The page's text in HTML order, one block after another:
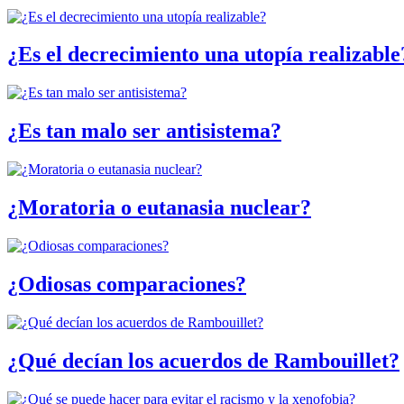
¿Es el decrecimiento una utopía
¿Es tan malo ser antisistema?
¿Moratoria o eutanasia nuclear?
¿Odiosas comparaciones?
¿Qué decían los acuerdos de Rambouillet?